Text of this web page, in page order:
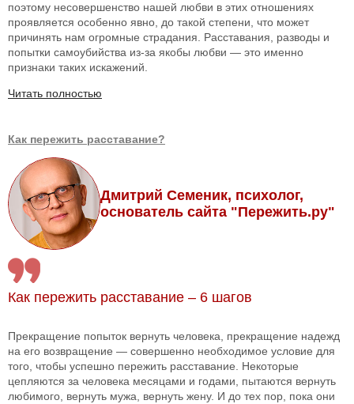
поэтому несовершенство нашей любви в этих отношениях
проявляется особенно явно, до такой степени, что может
причинять нам огромные страдания. Расставания, разводы и
попытки самоубийства из-за якобы любви — это именно
признаки таких искажений.
Читать полностью
Как пережить расставание?
Дмитрий Семеник, психолог,
основатель сайта "Пережить.ру"
Как пережить расставание – 6 шагов
Прекращение попыток вернуть человека, прекращение надежд
на его возвращение — совершенно необходимое условие для
того, чтобы успешно пережить расставание. Некоторые
цепляются за человека месяцами и годами, пытаются вернуть
любимого, вернуть мужа, вернуть жену. И до тех пор, пока они